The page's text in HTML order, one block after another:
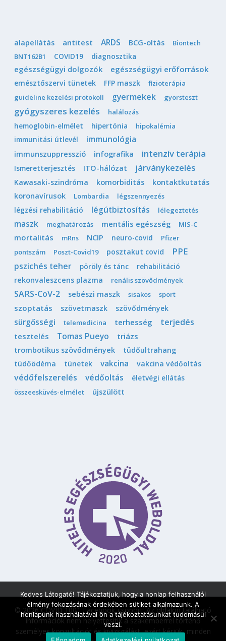
alapellátás antitest ARDS BCG-oltás
Biontech
BNT162B1
COVID19 diagnosztika
egészségügyi dolgozók egészségügyi erőforrások
emésztőszervi tünetek FFP maszk
fizioterápia
guideline kezelési protokoll
gyermekek gyorsteszt
gyógyszeres kezelés halálozás
hemoglobin-elmélet hipertónia hipokalémia
immunitási útlevél immunológia
immunszuppresszió infografika intenzív terápia
Ismeretterjesztés ITO-hálózat járványkezelés
Kawasaki-szindróma komorbiditás kontaktkutatás
koronavírusok Lombardia légszennyezés
légzési rehabilitáció légútbiztosítás lélegeztetés
maszk meghatározás mentális egészség MIS-C
mortalitás mRns NCIP neuro-covid
Pfizer
pontszám
Poszt-Covid19 posztakut covid
PPE
pszichés teher
pöröly és tánc
rehabilitáció
rekonvaleszcens plazma
renális szövődmények
SARS-CoV-2 sebészi maszk sisakos sport
szoptatás szövetmaszk szövődmények
sürgősségi telemedicina terhesség terjedés
tesztelés Tomas Pueyo triázs
trombotikus szövődmények
tüdőultrahang
tüdőödéma
tünetek vakcina vakcina védőoltás
védőfelszerelés védőoltás életvégi ellátás
összeesküvés-elmélet újszülött
© 2026 COVID 1001 Facebook-csoport.Az oldalon található
információk nem helyettesítik a szakemberrel történő
személyes konzultációt és kivizsgálást, ezért kérjük, minden
Kedves Látogató! Tájékoztatjuk, hogy a honlap felhasználói
élmény fokozásának érdekében sütiket alkalmazunk. A
honlapunk használatával ön a tájékoztatásunkat tudomásul
veszi.